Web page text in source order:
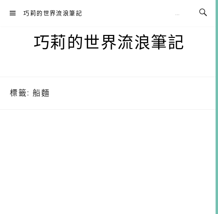
巧莉的世界流浪筆記
巧莉的世界流浪筆記
標籤: 船麵